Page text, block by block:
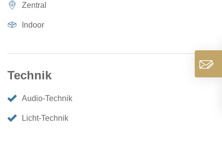
Zentral
Indoor
Technik
Audio-Technik
Licht-Technik